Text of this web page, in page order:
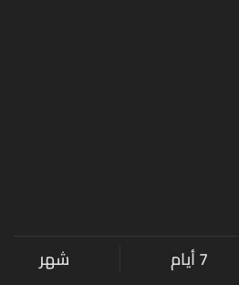
7 أيام شهر